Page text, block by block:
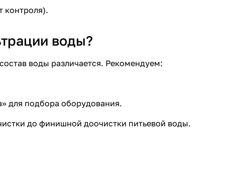
контроля).
воды?
воды различается. Рекомендуем:
для подбора оборудования.
до финишной доочистки питьевой воды.